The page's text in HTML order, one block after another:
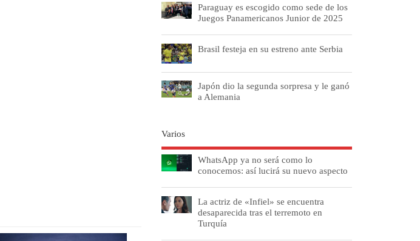
Paraguay es escogido como sede de los
Juegos Panamericanos Junior de 2025
Brasil festeja en su estreno ante Serbia
Japón dio la segunda sorpresa y le ganó
a Alemania
Varios
WhatsApp ya no será como lo
conocemos: así lucirá su nuevo aspecto
La actriz de «Infiel» se encuentra
desaparecida tras el terremoto en
Turquía